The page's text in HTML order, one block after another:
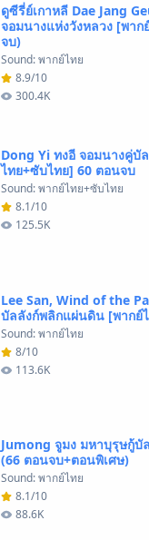
ดูซีรี่ย์เกาหลี Dae Jang
จอมนางแห่งวังหลวง [พาก
จบ)
Sound: พากย์ไทย
8.9/10
300.4K
Dong Yi ทงอี จอมนางคู่บั
ไทย+ซับไทย] 60 ตอนจบ
Sound: พากย์ไทย+ซับไทย
8.1/10
125.5K
Lee San, Wind of the
บัลลังก์พลิกแผ่นดิน [พากย์
Sound: พากย์ไทย
8/10
113.6K
Jumong จูมง มหาบุรุษกู้บั
(66 ตอนจบ+ตอนพิเศษ)
Sound: พากย์ไทย
8.1/10
88.6K